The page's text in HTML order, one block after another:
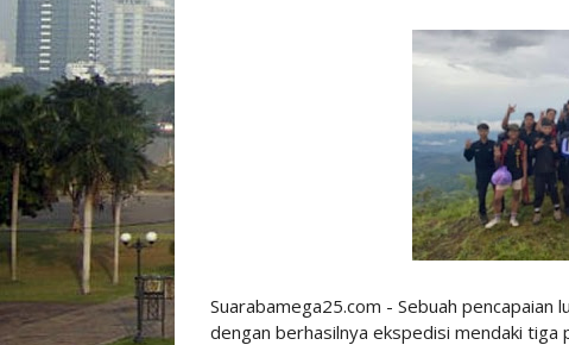
Suarabamega25.com - Sebuah pencapaian
dengan berhasilnya ekspedisi mendaki tiga